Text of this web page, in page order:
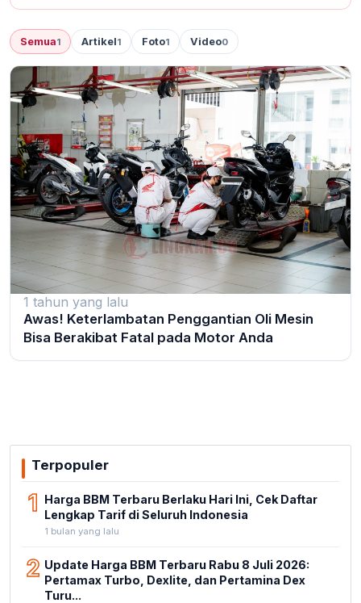
Semua1 Artikel1 Foto1 Video0
1 tahun yang lalu
Awas! Keterlambatan Penggantian Oli Mesin
Bisa Berakibat Fatal pada Motor Anda
Terpopuler
1 Harga BBM Terbaru Berlaku Hari Ini, Cek Daftar
Lengkap Tarif di Seluruh Indonesia
1 bulan yang lalu
2 Update Harga BBM Terbaru Rabu 8 Juli 2026:
Pertamax Turbo, Dexlite, dan Pertamina Dex
Turu...